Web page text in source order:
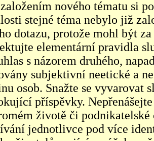
nového tématu si
stejné téma nebylo již
dotazu, protože mohl být
elementární pravidla
s názorem druhého,
subjektivní neetické a
osob. Snažte se vyvarovat
příspěvky.
životě či podnikatelské
jednotlivce pod více